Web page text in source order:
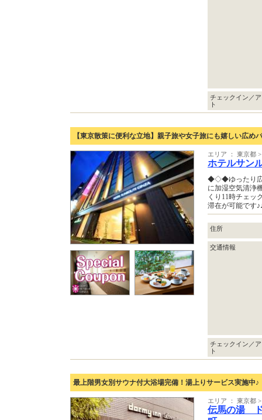
チェックイン／
ト
【東京散策に便利な立地】親子旅や女子旅にも嬉しい広め
エリア ： 東京都
ホテルサン
◆◇◆ゆったり広
に加湿空気清浄
くり11時チェッ
滞在が可能です
住所
交通情報
チェックイン／
ト
最上階男女別サウナ付大浴場完備！湯上りサービス実施中♪
エリア ： 東京都
伝馬の湯 ド